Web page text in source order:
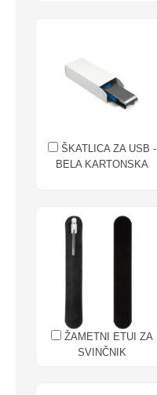
ŠKATLICA ZA USB -
BELA KARTONSKA
ŽAMETNI ETUI ZA
SVINČNIK